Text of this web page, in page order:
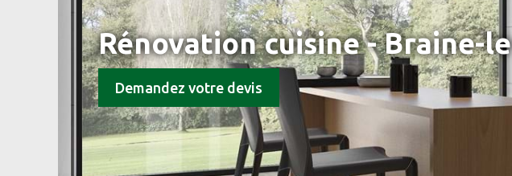
Rénovation cuisine - Braine-
Demandez votre devis